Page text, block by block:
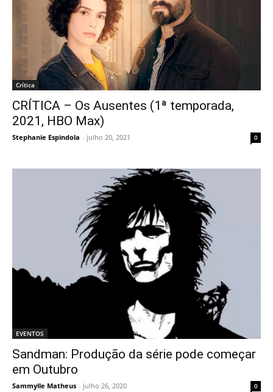
Crítica
CRÍTICA – Os Ausentes (1ª temporada,
2021, HBO Max)
Stephanie Espindola - julho 20, 2021 0
EVENTOS
Sandman: Produção da série pode começar
em Outubro
Sammylle Matheus - julho 26, 2020 0